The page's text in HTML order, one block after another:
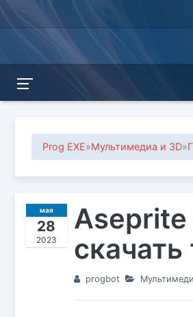
Prog EXE»Мультимедиа и 3D»
мая
28
2023
Aseprite
скачать
progbot